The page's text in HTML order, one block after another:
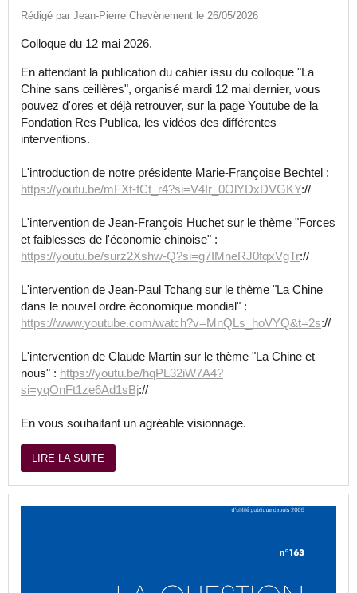
Rédigé par Jean-Pierre Chevènement le 26/05/2026
Colloque du 12 mai 2026.
En attendant la publication du cahier issu du colloque "La
Chine sans œillères", organisé mardi 12 mai dernier, vous
pouvez d'ores et déjà retrouver, sur la page Youtube de la
Fondation Res Publica, les vidéos des différentes
interventions.
L'introduction de notre présidente Marie-Françoise Bechtel :
https://youtu.be/mFXt-fCt_r4?si=V4Ir_0OlYDxDVGKY://
L'intervention de Jean-François Huchet sur le thème "Forces
et faiblesses de l'économie chinoise" :
https://youtu.be/surz2Xshw-Q?si=g7IMneRJ0fqxVgTr://
L'intervention de Jean-Paul Tchang sur le thème "La Chine
dans le nouvel ordre économique mondial" :
https://www.youtube.com/watch?v=MnQLs_hoVYQ&t=2s://
L'intervention de Claude Martin sur le thème "La Chine et
nous" : https://youtu.be/hqPL32iW7A4?
si=yqOnFt1ze6Ad1sBj://
En vous souhaitant un agréable visionnage.
LIRE LA SUITE